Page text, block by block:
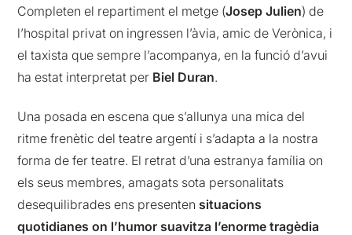
Completen el repartiment el metge (Josep Julien) de
l’hospital privat on ingressen l’àvia, amic de Verònica, i
el taxista que sempre l’acompanya, en la funció d’avui
ha estat interpretat per Biel Duran.
Una posada en escena que s’allunya una mica del
ritme frenètic del teatre argentí i s’adapta a la nostra
forma de fer teatre. El retrat d’una estranya família on
els seus membres, amagats sota personalitats
desequilibrades ens presenten situacions
quotidianes on l’humor suavitza l’enorme tragèdia